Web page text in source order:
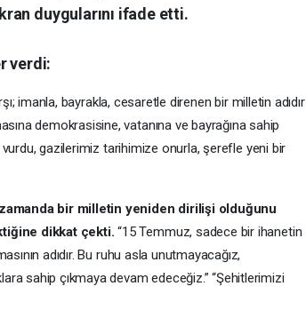
duygularını ifade etti.
verdi:
imanla, bayrakla, cesaretle direnen bir milletin adıdır
demokrasisine, vatanına ve bayrağına sahip
vurdu, gazilerimiz tarihimize onurla, şerefle yeni bir
bir milletin yeniden dirilişi olduğunu
dikkat çekti.“15 Temmuz, sadece bir ihanetin
adıdır. Bu ruhu asla unutmayacağız,
sahip çıkmaya devam edeceğiz.” “Şehitlerimizi